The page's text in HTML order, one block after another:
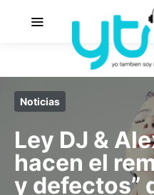
Noticias
Ley DJ &
hacen el
y defectos”